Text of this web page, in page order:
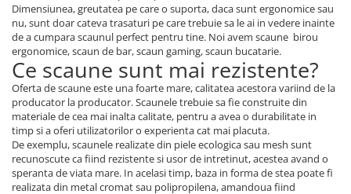
Dimensiunea, greutatea pe care o suporta, daca sunt ergonomice sau
nu, sunt doar cateva trasaturi pe care trebuie sa le ai in vedere inainte
de a cumpara scaunul perfect pentru tine. Noi avem scaune birou
ergonomice, scaun de bar, scaun gaming, scaun bucatarie.
Ce scaune sunt mai rezistente?
Oferta de scaune este una foarte mare, calitatea acestora variind de la
producator la producator. Scaunele trebuie sa fie construite din
materiale de cea mai inalta calitate, pentru a avea o durabilitate in
timp si a oferi utilizatorilor o experienta cat mai placuta.
De exemplu, scaunele realizate din piele ecologica sau mesh sunt
recunoscute ca fiind rezistente si usor de intretinut, acestea avand o
speranta de viata mare. In acelasi timp, baza in forma de stea poate fi
realizata din metal cromat sau polipropilena, amandoua fiind